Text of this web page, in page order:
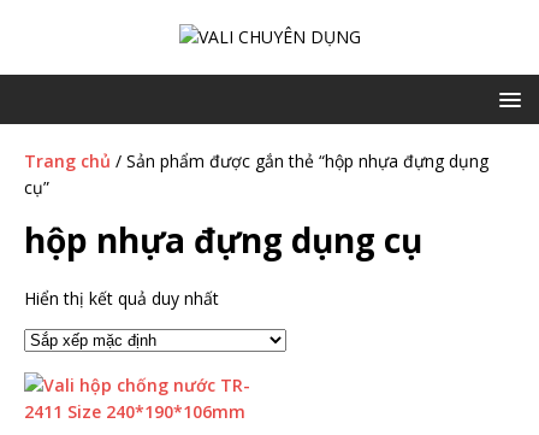
Trang chủ / Sản phẩm được gắn thẻ “hộp nhựa đựng dụng
cụ”
hộp nhựa đựng dụng cụ
Hiển thị kết quả duy nhất